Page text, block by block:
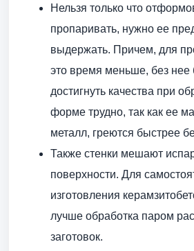
Нельзя только что
пропаривать, нужно ее
выдержать. Причем, для
это время меньше, без
достигнуть качества при
форме трудно, так как ее
металл, греются быстрее
Также стенки мешают
поверхности. Для
изготовления
лучше обработка паром
заготовок.